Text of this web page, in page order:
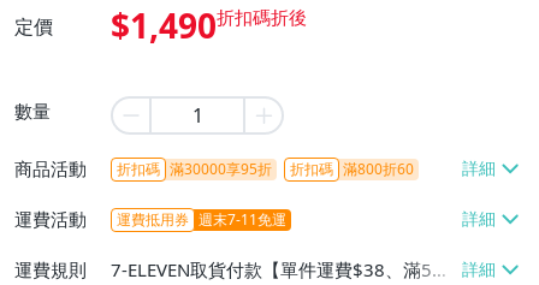
定價 $1,490
數量
商品活動 折扣碼 滿30000享95折 折扣碼 滿800折60
運費活動 運費抵用券 週末7-11免運
運費規則
7-ELEVEN取貨付款【單件運費$38、滿5件